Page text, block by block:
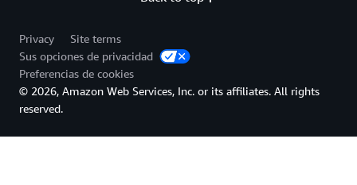
Privacy
Site terms
Sus opciones de privacidad
Preferencias de cookies
© 2026, Amazon Web Services, Inc. or its affiliates. All rights
reserved.